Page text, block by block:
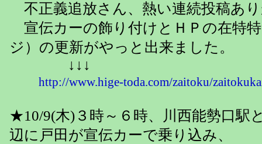
不正義追放さん、熱い連続投稿あ
宣伝カーの飾り付けとＨＰの在特
ジ）の更新がやっと出来ました。
↓↓↓
http://www.hige-toda.com/zaitoku/
★10/9(木)３時～６時、川西能勢口駅
辺に戸田が宣伝カーで乗り込み、